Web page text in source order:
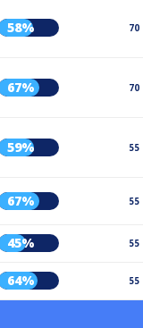
58% 70
67% 70
59% 55
67% 55
45% 55
64% 55